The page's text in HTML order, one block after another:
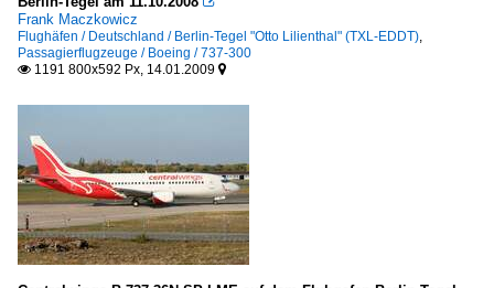
Frank Maczkowicz
Flughäfen / Deutschland / Berlin-Tegel "Otto Lilienthal" (TXL-EDDT),
Passagierflugzeuge / Boeing / 737-300
 1191 800x592 Px, 14.01.2009 